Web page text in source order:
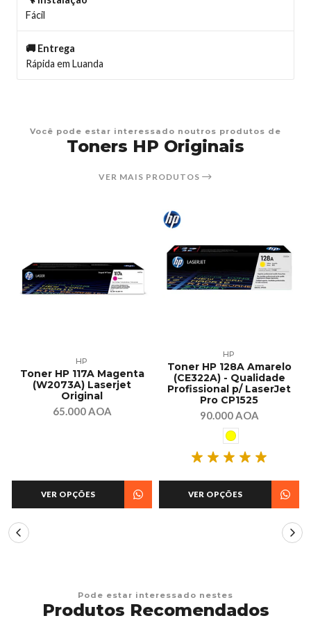
Fácil
🚚 Entrega
Rápida em Luanda
Você pode estar interessado noutros produtos de
Toners HP Originais
VER MAIS PRODUTOS
HP
Toner HP 117A Magenta
(W2073A) Laserjet
Original
65.000 AOA
VER OPÇÕES
HP
Toner HP 128A Amarelo
(CE322A) - Qualidade
Profissional p/ LaserJet
Pro CP1525
90.000 AOA
VER OPÇÕES
Pode estar interessado nestes
Produtos Recomendados